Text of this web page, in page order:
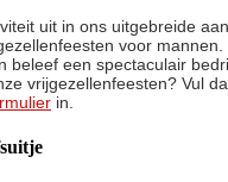
uit in ons uitgebreide
voor
beleef een spectaculair
vrijgezellenfeesten? Vul
in.